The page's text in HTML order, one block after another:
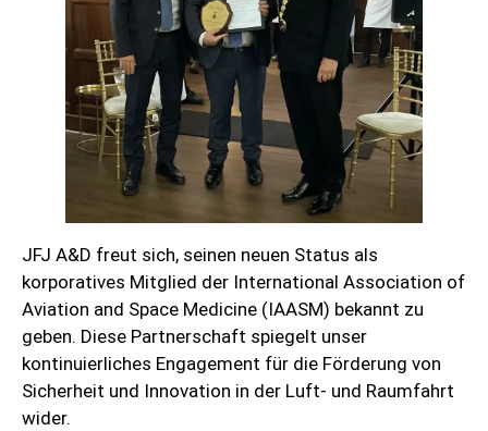
JFJ A&D freut sich, seinen neuen Status als
korporatives Mitglied der International Association of
Aviation and Space Medicine (IAASM) bekannt zu
geben. Diese Partnerschaft spiegelt unser
kontinuierliches Engagement für die Förderung von
Sicherheit und Innovation in der Luft- und Raumfahrt
wider.